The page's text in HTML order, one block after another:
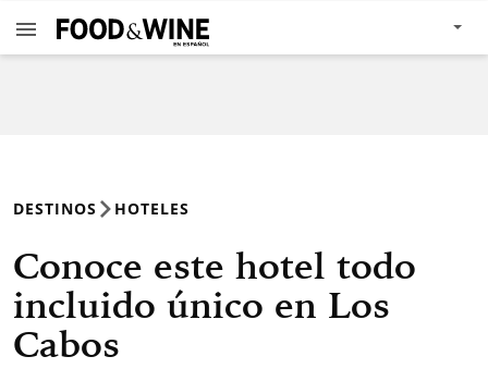
DESTINOS HOTELES
Conoce este hotel todo
incluido único en Los
Cabos